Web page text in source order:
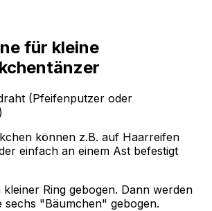
für kleine
(Pfeifenputzer oder
können z.B. auf Haarreifen
einfach an einem Ast befestigt
Ring gebogen. Dann werden
"Bäumchen" gebogen.